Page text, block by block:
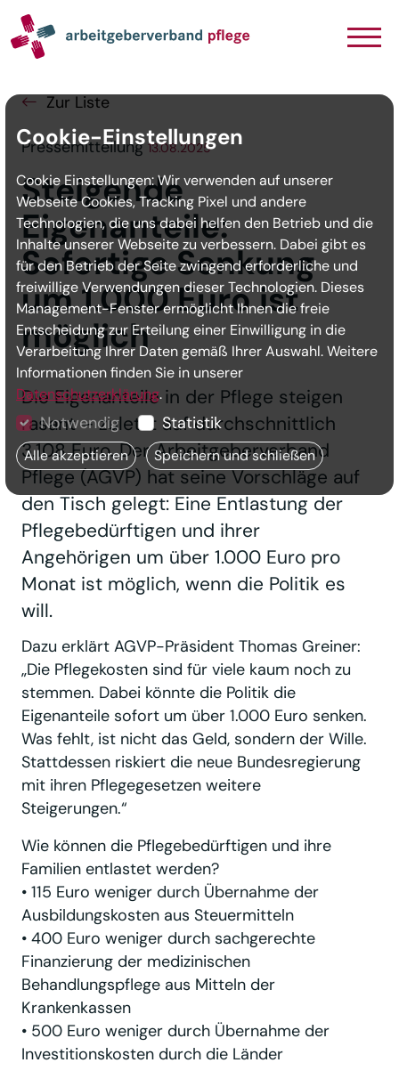
Navigation
Inhalt
Seitenabschluss
Zur Liste
Pressemitteilung13.08.2025
Steigende
Eigenanteile:
Sofortige Senkung
um 1.000 Euro ist
möglich
Die Eigenanteile in der Pflege steigen
rasant – zuletzt auf durchschnittlich
3.108 Euro. Der Arbeitgeberverband
Pflege (AGVP) hat seine Vorschläge auf
den Tisch gelegt: Eine Entlastung der
Pflegebedürftigen und ihrer
Angehörigen um über 1.000 Euro pro
Monat ist möglich, wenn die Politik es
will.
Dazu erklärt AGVP-Präsident Thomas Greiner:
„Die Pflegekosten sind für viele kaum noch zu
stemmen. Dabei könnte die Politik die
Eigenanteile sofort um über 1.000 Euro senken.
Was fehlt, ist nicht das Geld, sondern der Wille.
Stattdessen riskiert die neue Bundesregierung
mit ihren Pflegegesetzen weitere
Steigerungen.“
Wie können die Pflegebedürftigen und ihre
Familien entlastet werden?
• 115 Euro weniger durch Übernahme der
Ausbildungskosten aus Steuermitteln
• 400 Euro weniger durch sachgerechte
Finanzierung der medizinischen
Behandlungspflege aus Mitteln der
Krankenkassen
• 500 Euro weniger durch Übernahme der
Investitionskosten durch die Länder
Cookie-Einstellungen
Cookie Einstellungen: Wir verwenden auf unserer
Webseite Cookies, Tracking Pixel und andere
Technologien, die uns dabei helfen den Betrieb und die
Inhalte unserer Webseite zu verbessern. Dabei gibt es
für den Betrieb der Seite zwingend erforderliche und
freiwillige Verwendungen dieser Technologien. Dieses
Management-Fenster ermöglicht Ihnen die freie
Entscheidung zur Erteilung einer Einwilligung in die
Verarbeitung Ihrer Daten gemäß Ihrer Auswahl. Weitere
Informationen finden Sie in unserer
Datenschutzerklärung.
Notwendig Statistik
Alle akzeptieren Speichern und schließen